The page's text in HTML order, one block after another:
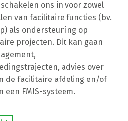
ons in voor zowel
van facilitaire functies (bv.
als ondersteuning op
projecten. Dit kan gaan
advies over
de facilitaire afdeling en/of
een FMIS-systeem.